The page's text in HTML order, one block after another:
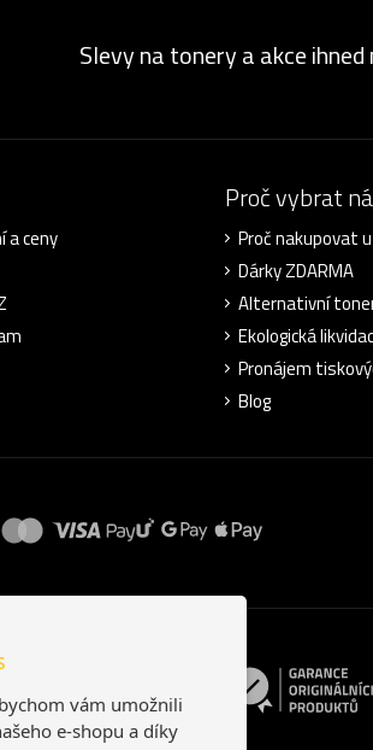
Slevy na tonery a akce
a ceny
Proč vybrat
Proč nakupovat
Dárky ZDARMA
Alternativní
Ekologická
Pronájem
Blog
vám umožnili
e-shopu a díky